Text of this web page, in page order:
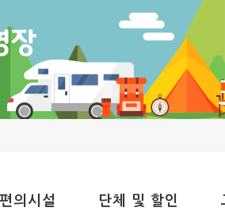
의시설 단체 및 할인